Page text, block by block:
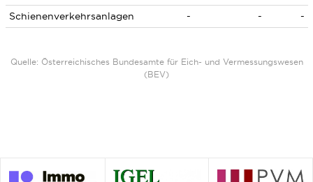
Schienenverkehrsanlagen
- - -
Quelle: Österreichisches Bundesamte für Eich- und Vermessungswesen
(BEV)